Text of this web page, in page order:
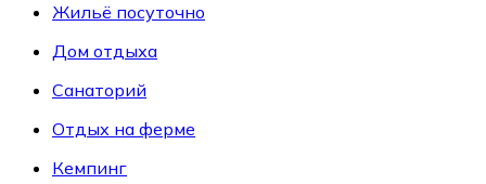
Жильё посуточно
Дом отдыха
Санаторий
Отдых на ферме
Кемпинг